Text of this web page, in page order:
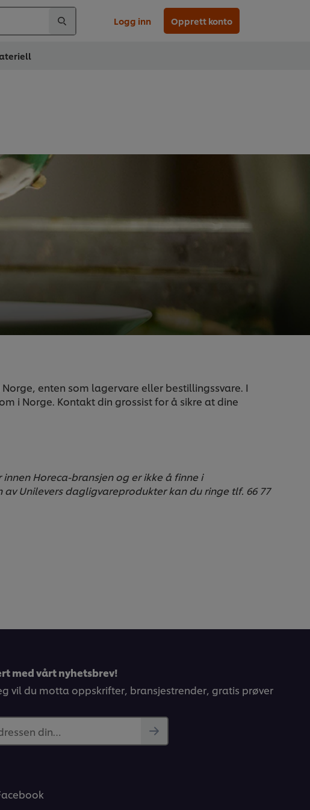
Logg inn Opprett konto
enten som lagervare eller bestillingssvare. I
i Norge. Kontakt din grossist for å sikre at dine
Horeca-bransjen og er ikke å finne i
Unilevers dagligvareprodukter kan du ringe tlf. 66 77
med vårt nyhetsbrev!
vil du motta oppskrifter, bransjestrender, gratis prøver
din…